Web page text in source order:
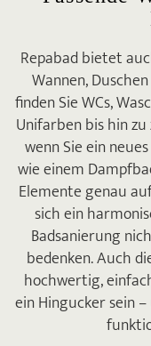
Repabad bietet
Wannen,
finden Sie WCs,
Unifarben bis hin
wenn Sie ein
wie einem
Elemente genau
sich ein
Badsanierung
bedenken. Auch
hochwertig,
ein Hingucker sein